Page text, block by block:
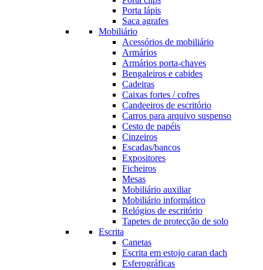
Porta lápis
Saca agrafes
Mobiliário
Acessórios de mobiliário
Armários
Armários porta-chaves
Bengaleiros e cabides
Cadeiras
Caixas fortes / cofres
Candeeiros de escritório
Carros para arquivo suspenso
Cesto de papéis
Cinzeiros
Escadas/bancos
Expositores
Ficheiros
Mesas
Mobiliário auxiliar
Mobiliário informático
Relógios de escritório
Tapetes de protecção de solo
Escrita
Canetas
Escrita em estojo caran dach
Esferográficas